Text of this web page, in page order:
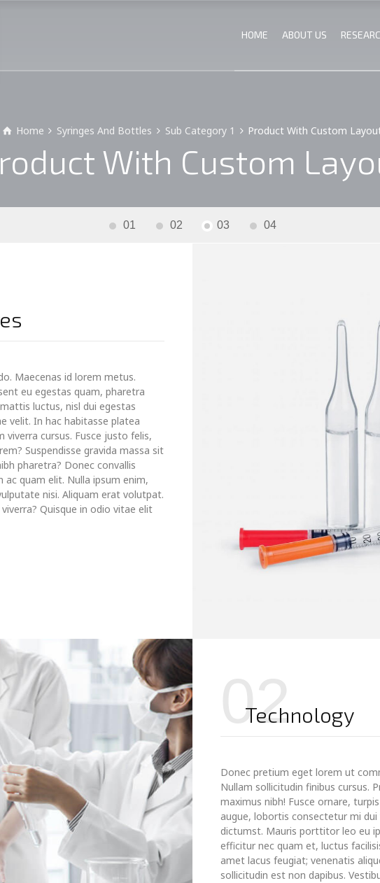
HOME ABOUT US
Home Syringes And Bottles Sub Category 1 Product With Custom
With Custom
01 02 03 04
Maecenas id lorem metus.
eu egestas quam, pharetra
luctus, nisl dui egestas
velit. In hac habitasse platea
cursus. Fusce justo felis,
Suspendisse gravida massa sit
pharetra? Donec convallis
ac quam elit. Nulla ipsum enim,
nisi. Aliquam erat volutpat.
Quisque in odio vitae elit
02
Technology
Donec pretium eget lorem ut
Nullam sollicitudin finibus cursus.
maximus nibh! Fusce ornare,
augue, lobortis consectetur mi
dictumst. Mauris porttitor leo eu
efficitur nec quam et, luctus
amet lacus feugiat; venenatis
sollicitudin est non dapibus.